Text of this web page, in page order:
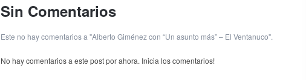
Sin Comentarios
Este no hay comentarios a "Alberto Giménez con “Un asunto más” – El Ventanuco".
No hay comentarios a este post por ahora. Inicia los comentarios!